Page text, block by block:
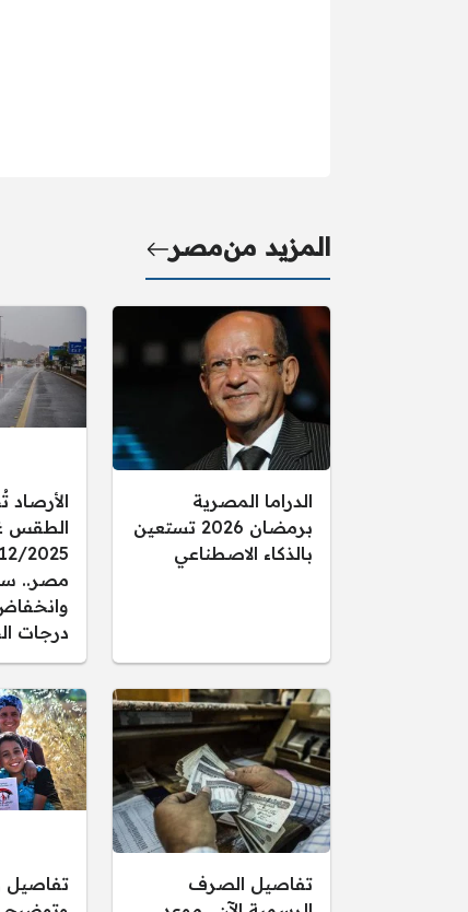
المزيد منمصر
الدراما المصرية
برمضان 2026 تستعين
بالذكاء الاصطناعي
الطقس
مصر..
درجات
تفاصيل الصرف
تفاصيل